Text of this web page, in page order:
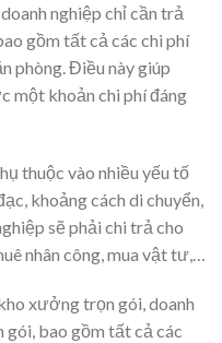
nghiệp chỉ cần trả
gồm tất cả các chi phí
phòng. Điều này giúp
một khoản chi phí đáng
thuộc vào nhiều yếu tố
khoảng cách di chuyển,
sẽ phải chi trả cho
nhân công, mua vật tư,…
xưởng trọn gói, doanh
bao gồm tất cả các